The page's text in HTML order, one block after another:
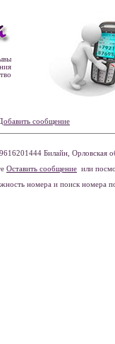
сообщение
Билайн, Орловская
Оставить сообщение или
номера и поиск номера